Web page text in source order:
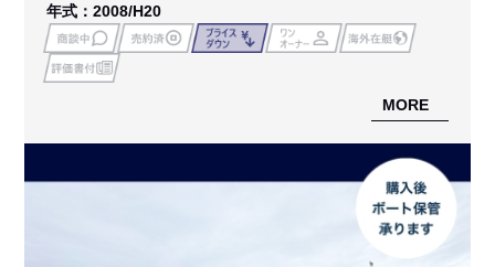
年式：2008/H20
MORE